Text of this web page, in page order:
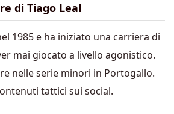
di Tiago Leal
1985 e ha iniziato una carriera di
mai giocato a livello agonistico.
nelle serie minori in Portogallo.
tattici sui social.